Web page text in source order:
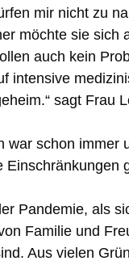
mir nicht zu
möchte sie sich
auch kein
intensive
sagt Frau
war schon
Pandemie, als
Familie und
Aus vielen